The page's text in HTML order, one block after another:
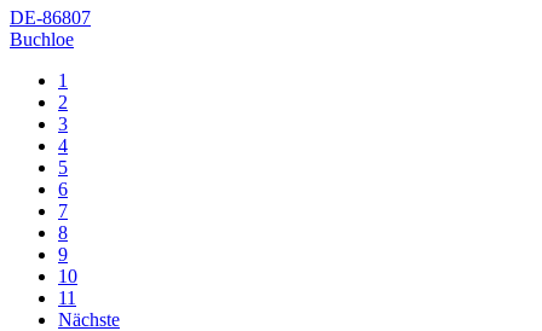
DE-86807
Buchloe
1
2
3
4
5
6
7
8
9
10
11
Nächste